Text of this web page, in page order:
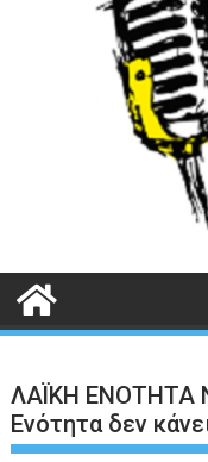
ΛΑΪΚΗ ΕΝΟΤΗΤΑ
Ενότητα δεν